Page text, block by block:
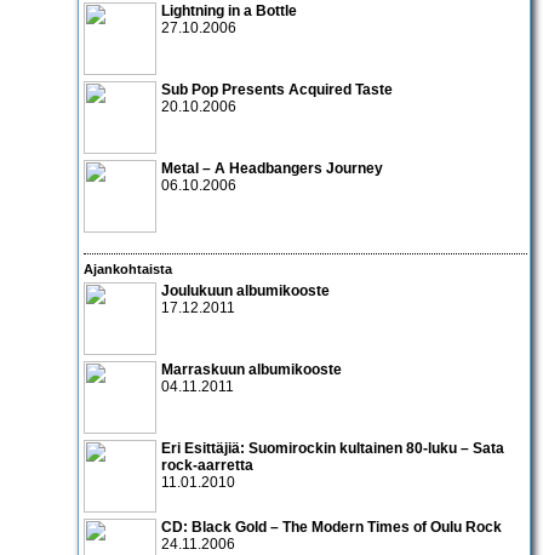
Lightning in a Bottle
27.10.2006
Sub Pop Presents Acquired Taste
20.10.2006
Metal – A Headbangers Journey
06.10.2006
Ajankohtaista
Joulukuun albumikooste
17.12.2011
Marraskuun albumikooste
04.11.2011
Eri Esittäjiä: Suomirockin kultainen 80-luku – Sata
rock-aarretta
11.01.2010
CD: Black Gold – The Modern Times of Oulu Rock
24.11.2006